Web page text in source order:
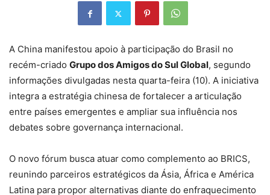
A China manifestou apoio à participação do Brasil no
recém-criado Grupo dos Amigos do Sul Global, segundo
informações divulgadas nesta quarta-feira (10). A iniciativa
integra a estratégia chinesa de fortalecer a articulação
entre países emergentes e ampliar sua influência nos
debates sobre governança internacional.
O novo fórum busca atuar como complemento ao BRICS,
reunindo parceiros estratégicos da Ásia, África e América
Latina para propor alternativas diante do enfraquecimento